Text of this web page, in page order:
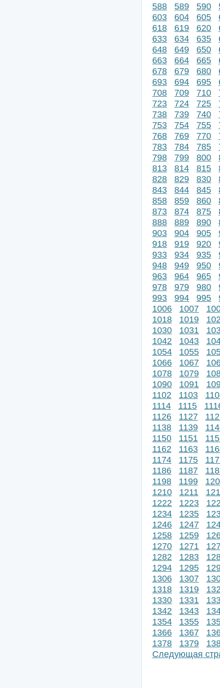
588
589 590
603
604 605
618
619 620
633
634 635
648
649 650
663
664 665
678
679 680
693
694 695
708
709 710
723
724 725
738
739 740
753
754 755
768
769 770
783
784 785
798
799 800
813
814 815
828
829 830
843
844 845
858
859 860
873
874 875
888
889 890
903
904 905
918
919 920
933
934 935
948
949 950
963
964 965
978
979 980
993
994 995
1006
1007
1018
1019
1030
1031
1042
1043
1054
1055
1066
1067
1078
1079
1090
1091
1102
1103
1114
1115
1126
1127
1138
1139
1150
1151
1162
1163
1174
1175
1186
1187
1198
1199
1210
1211
1222
1223
1234
1235
1246
1247
1258
1259
1270
1271
1282
1283
1294
1295
1306
1307
1318
1319
1330
1331
1342
1343
1354
1355
1366
1367
1378
1379
Следующая